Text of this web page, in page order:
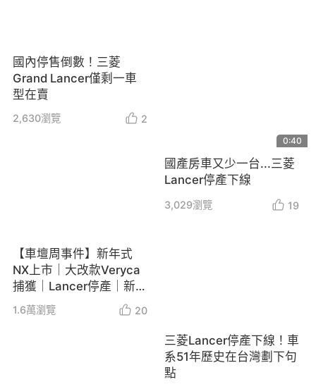
國內停售倒數！三菱
Grand Lancer僅剩一車
型在賣
2,630瀏覽 2
【車壇周事件】新年式
NX上市｜大改款Veryca
捕獲｜Lancer停產｜新
Altis GR Sport｜3月新車
銷售成績
1.6萬瀏覽 20
0:40
國產房車又少一台...三菱
Lancer停產下線
3,029瀏覽 19
三菱Lancer停產下線！車
系51年歷史在台灣劃下句
點